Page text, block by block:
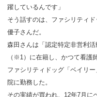
躍しているんです」
そう話すのは、ファシリティ
優子さんだ。
森田さんは「認定特定非営利
（※1）に在籍し、かつて看護
ファシリティドッグ「ベイリ
院に勤務した。
その実績が買われ、12年7月に